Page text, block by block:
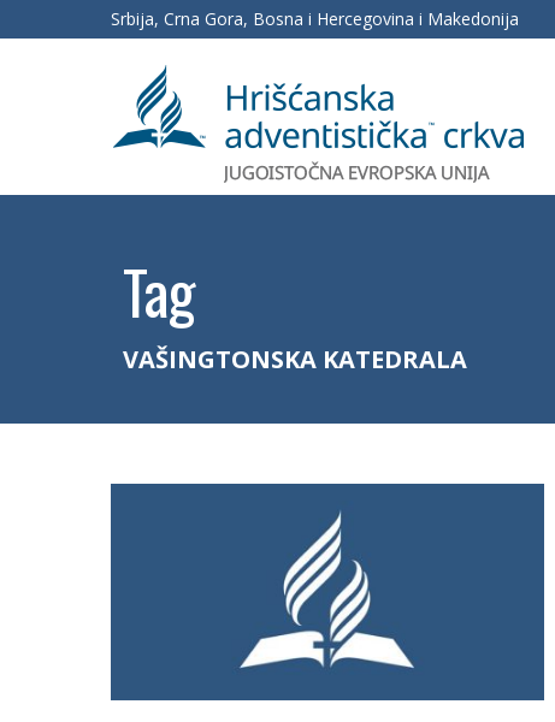
Srbija, Crna Gora, Bosna i Hercegovina i Makedonija
Tag
VAŠINGTONSKA KATEDRALA